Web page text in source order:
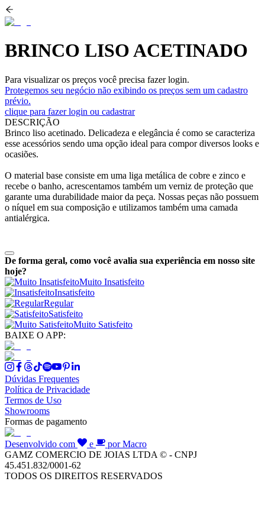
BRINCO LISO ACETINADO
Para visualizar os preços você precisa fazer login.
Protegemos seu negócio não exibindo os preços sem um cadastro
prévio.
clique para fazer login ou cadastrar
DESCRIÇÃO
Brinco liso acetinado. Delicadeza e elegância é como se caracteriza
esse acessórios sendo uma opção ideal para compor diversos looks e
ocasiões.
O material base consiste em uma liga metálica de cobre e zinco e
recebe o banho, acrescentamos também um verniz de proteção que
garante uma durabilidade maior da peça. Nossas peças não possuem
o níquel em sua composição e utilizamos também uma camada
antialérgica.
De forma geral, como você avalia sua experiência em nosso site
hoje?
Muito Insatisfeito
Insatisfeito
Regular
Satisfeito
Muito Satisfeito
BAIXE O APP:
Dúvidas Frequentes
Política de Privacidade
Termos de Uso
Showrooms
Formas de pagamento
Desenvolvido com e
por Macro
GAMZ COMERCIO DE JOIAS LTDA © - CNPJ
45.451.832/0001-62
TODOS OS DIREITOS RESERVADOS